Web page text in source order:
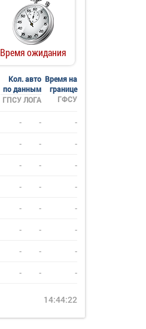
Время ожидания
Кол. авто
по данным
Время на
границе
ГФСУ
ГПСУ ЛОГА
- -
-
- -
-
- -
-
- -
-
- -
-
- -
-
- -
-
- - -
14:44:22